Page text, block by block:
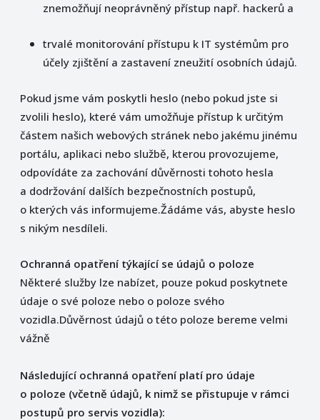
znemožňují neoprávněný přístup např. hackerů a
trvalé monitorování přístupu k IT systémům pro
účely zjištění a zastavení zneužití osobních údajů.
Pokud jsme vám poskytli heslo (nebo pokud jste si
zvolili heslo), které vám umožňuje přístup k určitým
částem našich webových stránek nebo jakému jinému
portálu, aplikaci nebo službě, kterou provozujeme,
odpovídáte za zachování důvěrnosti tohoto hesla
a dodržování dalších bezpečnostních postupů,
o kterých vás informujeme.Žádáme vás, abyste heslo
s nikým nesdíleli.
Ochranná opatření týkající se údajů o poloze
Některé služby lze nabízet, pouze pokud poskytnete
údaje o své poloze nebo o poloze svého
vozidla.Důvěrnost údajů o této poloze bereme velmi
vážně
Následující ochranná opatření platí pro údaje
o poloze (včetně údajů, k nimž se přistupuje v rámci
postupů pro servis vozidla):